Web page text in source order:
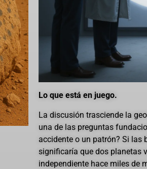
Lo que está en juego.
La discusión trasciende la
una de las preguntas
accidente o un patrón? Si las
significaría que dos planetas
independiente hace miles de